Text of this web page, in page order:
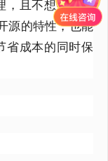
，且不想额外购
源的特性，也能
省成本的同时保